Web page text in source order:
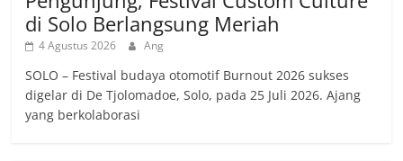
di Solo Berlangsung Meriah
4 Agustus 2026 Ang
SOLO – Festival budaya otomotif Burnout 2026 sukses
digelar di De Tjolomadoe, Solo, pada 25 Juli 2026. Ajang
yang berkolaborasi